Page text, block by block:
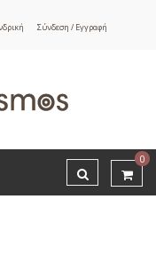
Σύνδεση / Εγγραφή
0